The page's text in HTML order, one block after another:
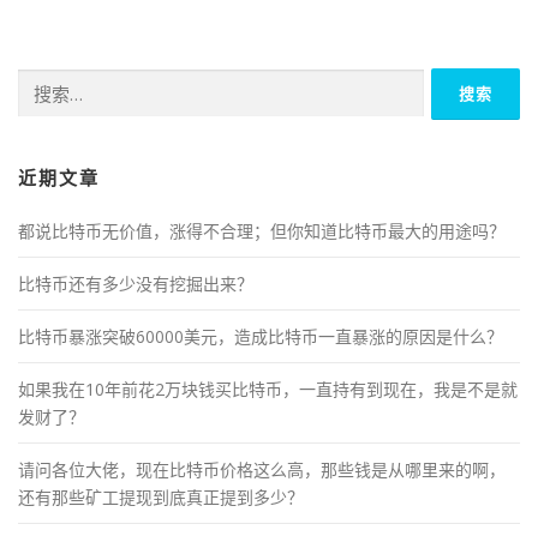
索：
近期文章
都说比特币无价值，涨得不合理；但你知道比特币最大的用途吗？
比特币还有多少没有挖掘出来？
比特币暴涨突破60000美元，造成比特币一直暴涨的原因是什么？
如果我在10年前花2万块钱买比特币，一直持有到现在，我是不是就
发财了？
请问各位大佬，现在比特币价格这么高，那些钱是从哪里来的啊，
还有那些矿工提现到底真正提到多少？